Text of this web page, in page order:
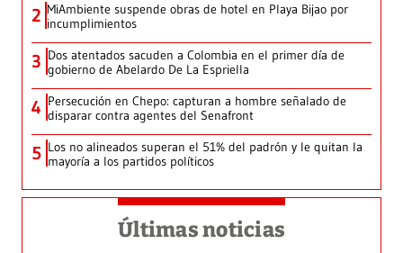
2 MiAmbiente suspende obras de hotel en Playa Bijao por
incumplimientos
3 Dos atentados sacuden a Colombia en el primer día de
gobierno de Abelardo De La Espriella
4 Persecución en Chepo: capturan a hombre señalado de
disparar contra agentes del Senafront
5 Los no alineados superan el 51% del padrón y le quitan la
mayoría a los partidos políticos
Últimas noticias